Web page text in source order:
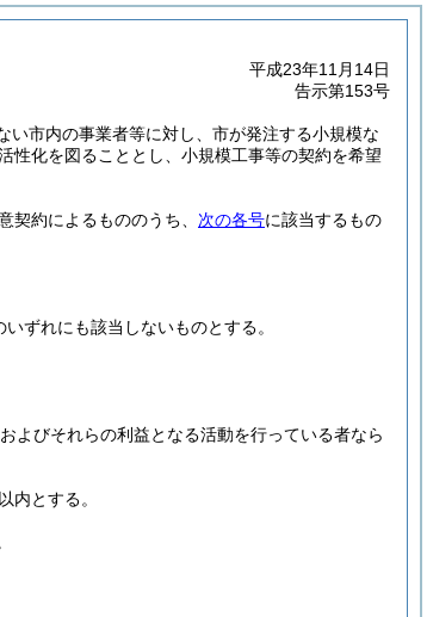
平成23年11月14日
告示第153号
市内の事業者等に対し、市が発注する小規模な
性化を図ることとし、小規模工事等の契約を希望
契約によるもののうち、 次の各号に該当するもの
ずれにも該当しないものとする。
よびそれらの利益となる活動を行っている者なら
内とする。